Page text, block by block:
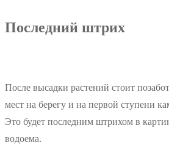
Последний штрих
После высадки растений стоит
мест на берегу и на первой ступени
Это будет последним штрихом в
водоема.